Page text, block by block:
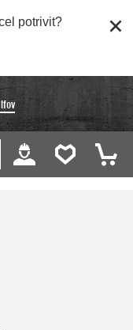
potrivit?